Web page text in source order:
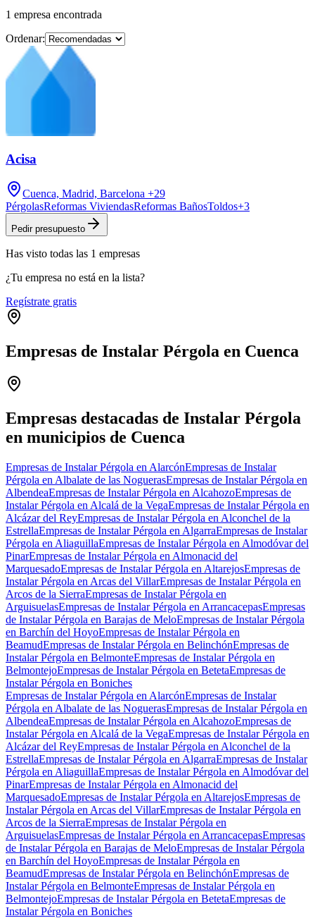
1 empresa encontrada
Ordenar:
Acisa
Cuenca, Madrid, Barcelona +29
PérgolasReformas ViviendasReformas BañosToldos+3
Pedir presupuesto
Has visto todas las 1 empresas
¿Tu empresa no está en la lista?
Regístrate gratis
Empresas de Instalar Pérgola en Cuenca
−
Empresas destacadas de Instalar Pérgola
en municipios de Cuenca
Empresas de Instalar Pérgola en AlarcónEmpresas de Instalar
Pérgola en Albalate de las NoguerasEmpresas de Instalar Pérgola en
AlbendeaEmpresas de Instalar Pérgola en AlcahozoEmpresas de
Instalar Pérgola en Alcalá de la VegaEmpresas de Instalar Pérgola en
Alcázar del ReyEmpresas de Instalar Pérgola en Alconchel de la
EstrellaEmpresas de Instalar Pérgola en AlgarraEmpresas de Instalar
Pérgola en AliaguillaEmpresas de Instalar Pérgola en Almodóvar del
PinarEmpresas de Instalar Pérgola en Almonacid del
MarquesadoEmpresas de Instalar Pérgola en AltarejosEmpresas de
Instalar Pérgola en Arcas del VillarEmpresas de Instalar Pérgola en
Arcos de la SierraEmpresas de Instalar Pérgola en
ArguisuelasEmpresas de Instalar Pérgola en ArrancacepasEmpresas
de Instalar Pérgola en Barajas de MeloEmpresas de Instalar Pérgola
en Barchín del HoyoEmpresas de Instalar Pérgola en
BeamudEmpresas de Instalar Pérgola en BelinchónEmpresas de
Instalar Pérgola en BelmonteEmpresas de Instalar Pérgola en
BelmontejoEmpresas de Instalar Pérgola en BetetaEmpresas de
Instalar Pérgola en Boniches
Empresas de Instalar Pérgola en AlarcónEmpresas de Instalar
Pérgola en Albalate de las NoguerasEmpresas de Instalar Pérgola en
AlbendeaEmpresas de Instalar Pérgola en AlcahozoEmpresas de
Instalar Pérgola en Alcalá de la VegaEmpresas de Instalar Pérgola en
Alcázar del ReyEmpresas de Instalar Pérgola en Alconchel de la
EstrellaEmpresas de Instalar Pérgola en AlgarraEmpresas de Instalar
Pérgola en AliaguillaEmpresas de Instalar Pérgola en Almodóvar del
PinarEmpresas de Instalar Pérgola en Almonacid del
MarquesadoEmpresas de Instalar Pérgola en AltarejosEmpresas de
Instalar Pérgola en Arcas del VillarEmpresas de Instalar Pérgola en
Arcos de la SierraEmpresas de Instalar Pérgola en
ArguisuelasEmpresas de Instalar Pérgola en ArrancacepasEmpresas
de Instalar Pérgola en Barajas de MeloEmpresas de Instalar Pérgola
en Barchín del HoyoEmpresas de Instalar Pérgola en
BeamudEmpresas de Instalar Pérgola en BelinchónEmpresas de
Instalar Pérgola en BelmonteEmpresas de Instalar Pérgola en
BelmontejoEmpresas de Instalar Pérgola en BetetaEmpresas de
Instalar Pérgola en Boniches